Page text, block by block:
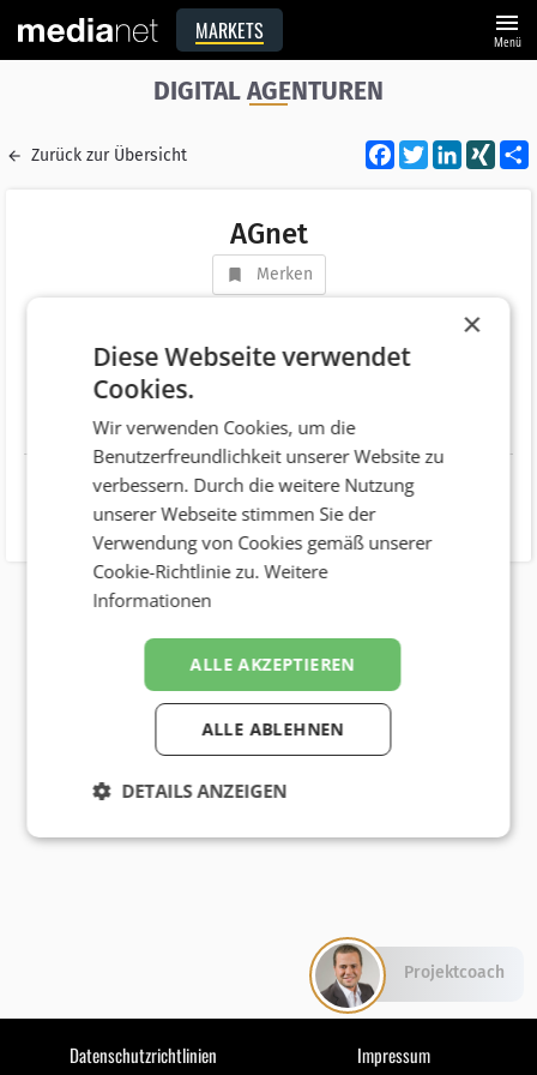
MARKETS menu
Menü
DIGITAL AGENTUREN
Zurück zur Übersicht Facebook
Twitter XING
AGnet
Merken
AT 3873 Brand
Telefonnummer +43 (2859) 87106
Website http://www.agnet.at
Datenschutzrichtlinien Impressum
×
Diese Webseite verwendet
Cookies.
Wir verwenden Cookies, um die
Benutzerfreundlichkeit unserer Website zu
verbessern. Durch die weitere Nutzung
unserer Webseite stimmen Sie der
Verwendung von Cookies gemäß unserer
Cookie-Richtlinie zu.Weitere
Informationen
ALLE AKZEPTIEREN
ALLE ABLEHNEN
DETAILS ANZEIGEN
Projektcoach